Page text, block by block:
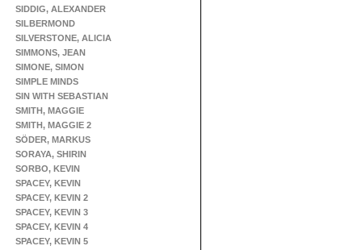
SIDDIG, ALEXANDER
SILBERMOND
SILVERSTONE, ALICIA
SIMMONS, JEAN
SIMONE, SIMON
SIMPLE MINDS
SIN WITH SEBASTIAN
SMITH, MAGGIE
SMITH, MAGGIE 2
SÖDER, MARKUS
SORAYA, SHIRIN
SORBO, KEVIN
SPACEY, KEVIN
SPACEY, KEVIN 2
SPACEY, KEVIN 3
SPACEY, KEVIN 4
SPACEY, KEVIN 5